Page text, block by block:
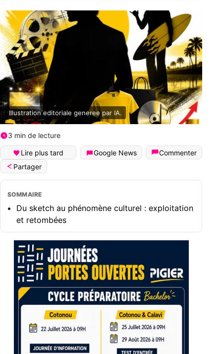
Illustration editoriale generee par IA.
3 min de lecture
Lire plus tard Google News
Commenter
Partager
SOMMAIRE
Du sketch au phénomène culturel : exploitation
et retombées